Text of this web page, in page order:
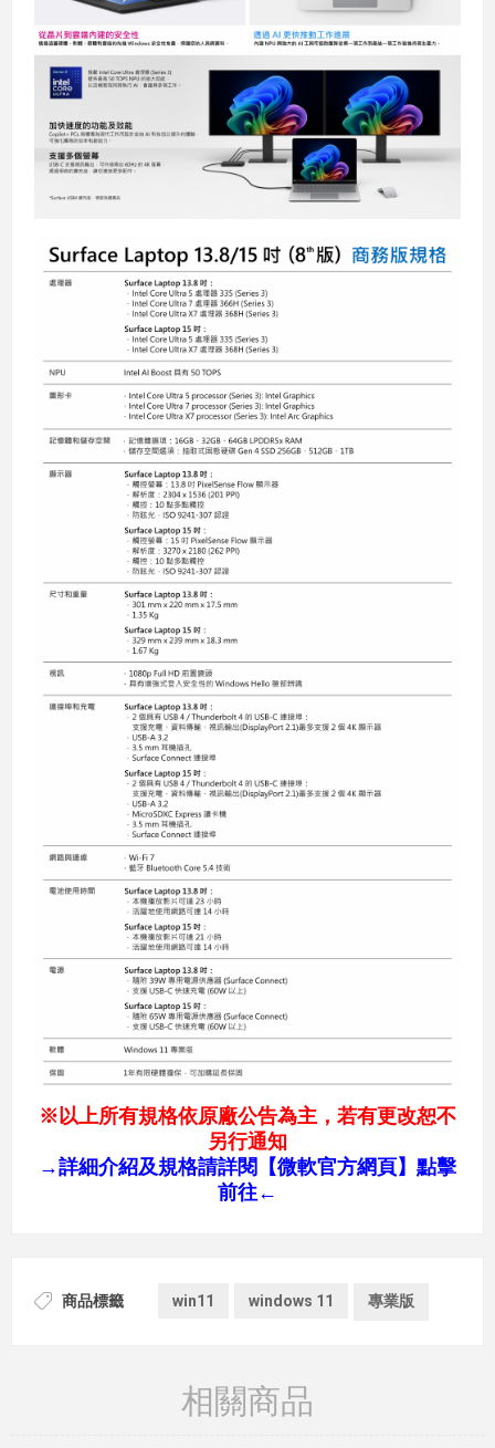
※以上所有規格依原廠公告為主，若有更改恕不
另行通知
→詳細介紹及規格請詳閱【微軟官方網頁】點擊
前往←
商品標籤 win11 windows 11 專業版
相關商品